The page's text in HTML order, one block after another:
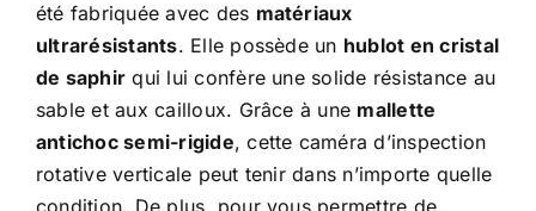
été fabriquée avec des matériaux
ultrarésistants. Elle possède un hublot en cristal
de saphir qui lui confère une solide résistance au
sable et aux cailloux. Grâce à une mallette
antichoc semi-rigide, cette caméra d’inspection
rotative verticale peut tenir dans n’importe quelle